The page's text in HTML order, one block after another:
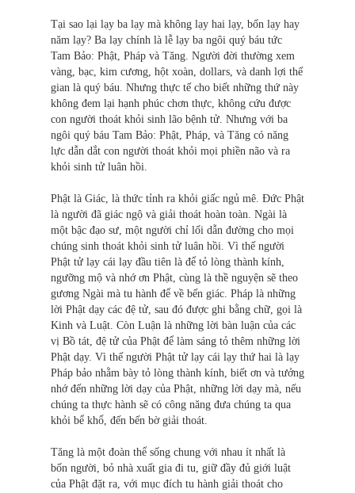
Tại sao lại lạy ba lạy mà không lạy hai lạy, bốn lạy hay
năm lạy? Ba lạy chính là lễ lạy ba ngôi quý báu tức
Tam Bảo: Phật, Pháp và Tăng. Người đời thường xem
vàng, bạc, kim cương, hột xoàn, dollars, và danh lợi thế
gian là quý báu. Nhưng thực tế cho biết những thứ này
không đem lại hạnh phúc chơn thực, không cứu được
con người thoát khỏi sinh lão bệnh tử. Nhưng với ba
ngôi quý báu Tam Bảo: Phật, Pháp, và Tăng có năng
lực dẫn dắt con người thoát khỏi mọi phiền não và ra
khỏi sinh tử luân hồi.
Phật là Giác, là thức tỉnh ra khỏi giấc ngủ mê. Đức Phật
là người đã giác ngộ và giải thoát hoàn toàn. Ngài là
một bậc đạo sư, một người chỉ lối dẫn đường cho mọi
chúng sinh thoát khỏi sinh tử luân hồi. Vì thế người
Phật tử lạy cái lạy đầu tiên là để tỏ lòng thành kính,
ngưỡng mộ và nhớ ơn Phật, cùng là thề nguyện sẽ theo
gương Ngài mà tu hành để về bến giác. Pháp là những
lời Phật dạy các đệ tử, sau đó được ghi bằng chữ, gọi là
Kinh và Luật. Còn Luận là những lời bàn luận của các
vị Bồ tát, đệ tử của Phật để làm sáng tỏ thêm những lời
Phật dạy. Vì thế người Phật tử lạy cái lạy thứ hai là lạy
Pháp bảo nhằm bày tỏ lòng thành kính, biết ơn và tưởng
nhớ đến những lời dạy của Phật, những lời dạy mà, nếu
chúng ta thực hành sẽ có công năng đưa chúng ta qua
khỏi bể khổ, đến bến bờ giải thoát.
Tăng là một đoàn thể sống chung với nhau ít nhất là
bốn người, bỏ nhà xuất gia đi tu, giữ đầy đủ giới luật
của Phật đặt ra, với mục đích tu hành giải thoát cho